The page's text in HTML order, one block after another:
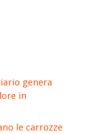
genera
in
le carrozze